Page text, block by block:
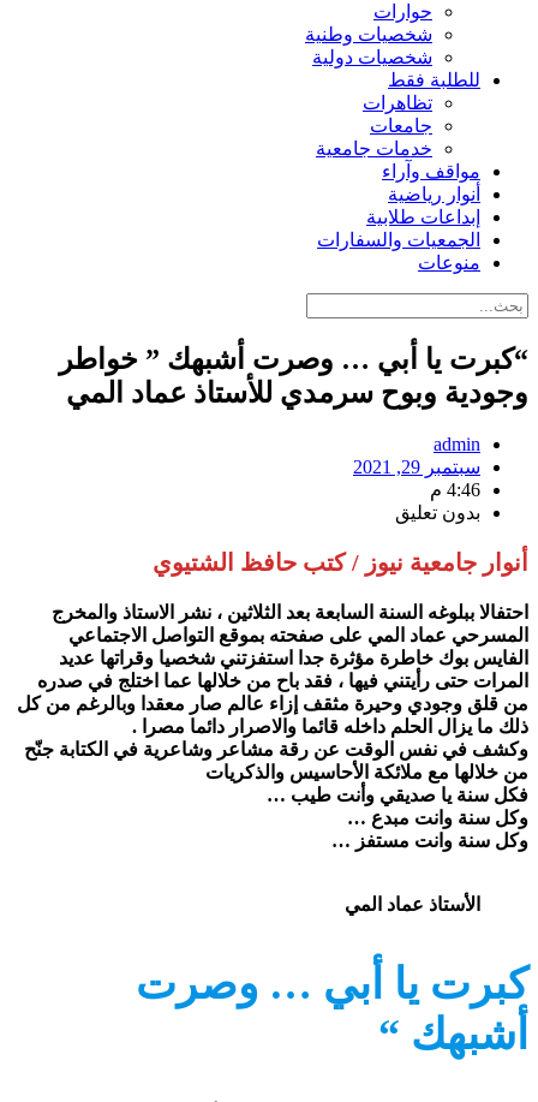
حوارات
شخصيات وطنية
شخصيات دولية
للطلبة فقط
تظاهرات
جامعات
خدمات جامعية
مواقف وآراء
أنوار رياضية
إبداعات طلابية
الجمعيات والسفارات
منوعات
“كبرت يا أبي … وصرت أشبهك ” خواطر
وجودية وبوح سرمدي للأستاذ عماد المي
admin
سبتمبر 29, 2021
4:46 م
بدون تعليق
أنوار جامعية نيوز / كتب حافظ الشتيوي
احتفالا ببلوغه السنة السابعة بعد الثلاثين ، نشر الاستاذ والمخرج
المسرحي عماد المي على صفحته بموقع التواصل الاجتماعي
الفايس بوك خاطرة مؤثرة جدا استفزتني شخصيا وقراتها عديد
المرات حتى رأيتني فيها ، فقد باح من خلالها عما اختلج في صدره
من قلق وجودي وحيرة مثقف إزاء عالم صار معقدا وبالرغم من كل
ذلك ما يزال الحلم داخله قائما والاصرار دائما مصرا .
وكشف في نفس الوقت عن رقة مشاعر وشاعرية في الكتابة جنّح
من خلالها مع ملائكة الأحاسيس والذكريات
فكل سنة يا صديقي وأنت طيب …
وكل سنة وانت مبدع …
وكل سنة وانت مستفز …
الأستاذ عماد المي
كبرت يا أبي … وصرت
أشبهك “